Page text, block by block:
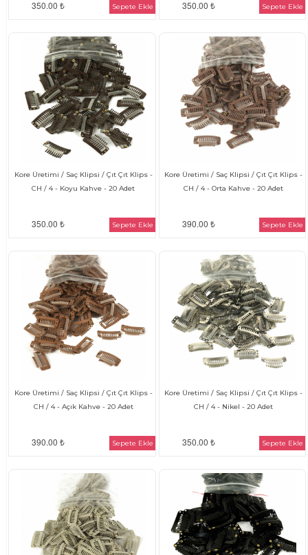
350.00 ₺ Sepete Ekle 350.00 ₺ Sepete Ekle
Kore Üretimi / Saç Klipsi / Çıt Çıt Klips -
CH / 4 - Koyu Kahve - 20 Adet
350.00 ₺ Sepete Ekle
Kore Üretimi / Saç Klipsi / Çıt Çıt Klips -
CH / 4 - Orta Kahve - 20 Adet
390.00 ₺ Sepete Ekle
Kore Üretimi / Saç Klipsi / Çıt Çıt Klips -
CH / 4 - Açık Kahve - 20 Adet
390.00 ₺ Sepete Ekle
Kore Üretimi / Saç Klipsi / Çıt Çıt Klips -
CH / 4 - Nikel - 20 Adet
350.00 ₺ Sepete Ekle